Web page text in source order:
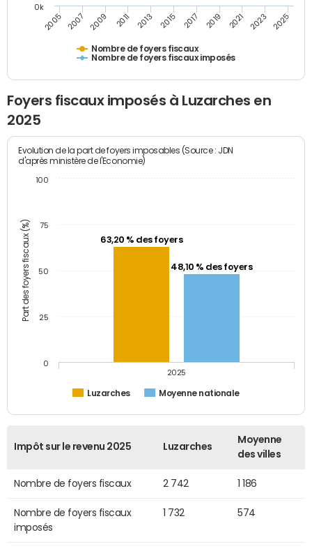
Nombre de foyers fiscaux
Nombre de foyers fiscaux imposés
2005 2007 2009 2011 2013 2015 2017 2019 2021 2023 2025
0k
Foyers fiscaux imposés à Luzarches en
2025
Part des foyers fiscaux (%)
Evolution de la part de foyers imposables (Source : JDN
d'après ministère de l'Economie)
63,20 % des foyers
48,10 % des foyers
Luzarches Moyenne nationale
2025
0
25
50
75
100
Impôt sur le revenu 2025 Luzarches
Moyenne
des villes
Nombre de foyers fiscaux 2 742 1 186
Nombre de foyers fiscaux
imposés
1 732 574